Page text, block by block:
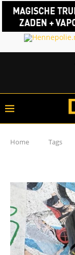
Home Tags